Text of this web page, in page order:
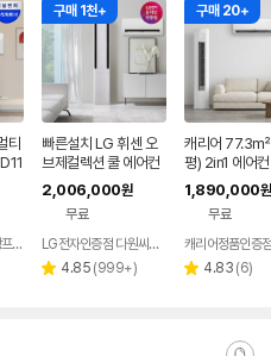
티
삼성공식파트너 평강프라자
구매 1천+
빠른설치 LG 휘센 오
브제컬렉션 쿨 에어컨
2in1 FQ17FC1EC2
기본설치포함
2,006,000원
무료
LG전자인증점 다원씨앤씨
별 4.85 리
(999+)
구매 20+
캐리어 77.3
평) 2in1 에어
B-
국기본설치 실
1,890,000원
무료
캐리어정품인증
별 4.83 리
(6)